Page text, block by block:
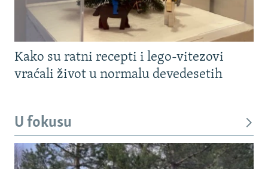
Kako su ratni recepti i lego-vitezovi
vraćali život u normalu devedesetih
U fokusu